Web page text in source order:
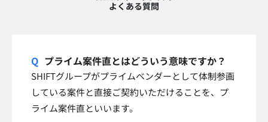
よくある質問
プライム案件直とはどういう意味ですか？
SHIFTグループがプライムベンダーとして体制参画
している案件と直接ご契約いただけることを、プ
ライム案件直といいます。